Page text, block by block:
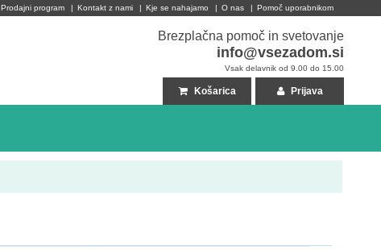
Prodajni program | Kontakt z nami | Kje se nahajamo | O nas | Pomoč uporabnikom
Brezplačna pomoč in svetovanje
info@vsezadom.si
Vsak delavnik od 9.00 do 15.00
Prijava
Košarica